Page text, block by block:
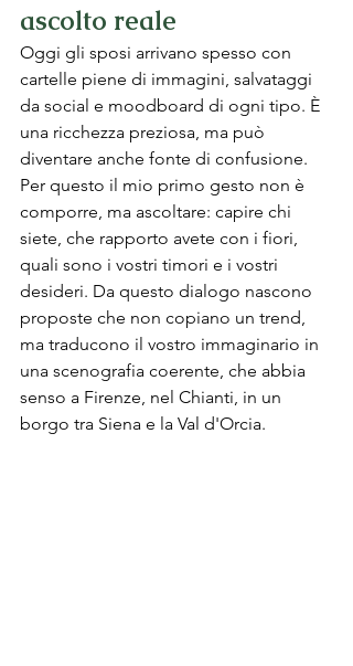
ascolto reale
Oggi gli sposi arrivano spesso con
cartelle piene di immagini, salvataggi
da social e moodboard di ogni tipo. È
una ricchezza preziosa, ma può
diventare anche fonte di confusione.
Per questo il mio primo gesto non è
comporre, ma ascoltare: capire chi
siete, che rapporto avete con i fiori,
quali sono i vostri timori e i vostri
desideri. Da questo dialogo nascono
proposte che non copiano un trend,
ma traducono il vostro immaginario in
una scenografia coerente, che abbia
senso a Firenze, nel Chianti, in un
borgo tra Siena e la Val d'Orcia.